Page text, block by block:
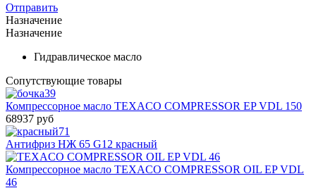
Отправить
Назначение
Назначение
Гидравлическое масло
Сопутствующие товары
Компрессорное масло TEXACO COMPRESSOR EP VDL 150
68937 руб
Антифриз HЖ 65 G12 красный
Компрессорное масло TEXACO COMPRESSOR OIL EP VDL
46